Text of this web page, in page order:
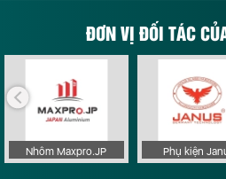
ĐƠN VỊ ĐỐI TÁC
Nhôm Maxpro.JP Phụ kiện